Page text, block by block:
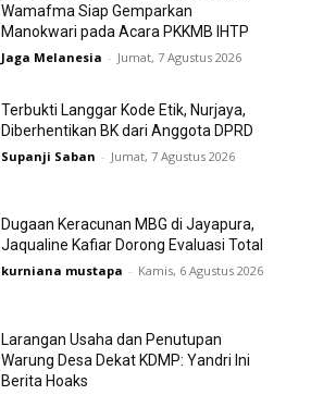
Wamafma Siap Gemparkan
Manokwari pada Acara PKKMB IHTP
Jaga Melanesia - Jumat, 7 Agustus 2026
Terbukti Langgar Kode Etik, Nurjaya,
Diberhentikan BK dari Anggota DPRD
Supanji Saban - Jumat, 7 Agustus 2026
Dugaan Keracunan MBG di Jayapura,
Jaqualine Kafiar Dorong Evaluasi Total
kurniana mustapa - Kamis, 6 Agustus 2026
Larangan Usaha dan Penutupan
Warung Desa Dekat KDMP: Yandri Ini
Berita Hoaks